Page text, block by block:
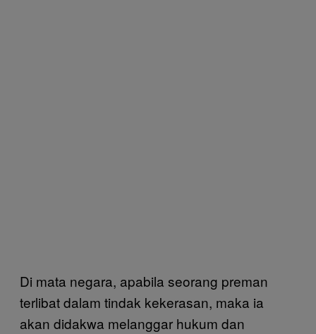
Di mata negara, apabila seorang preman
terlibat dalam tindak kekerasan, maka ia
akan didakwa melanggar hukum dan